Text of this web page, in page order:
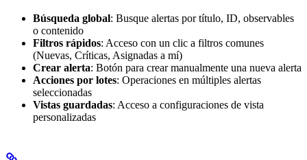
Búsqueda global: Busque alertas por título, ID, observables
o contenido
Filtros rápidos: Acceso con un clic a filtros comunes
(Nuevas, Críticas, Asignadas a mí)
Crear alerta: Botón para crear manualmente una nueva alerta
Acciones por lotes: Operaciones en múltiples alertas
seleccionadas
Vistas guardadas: Acceso a configuraciones de vista
personalizadas